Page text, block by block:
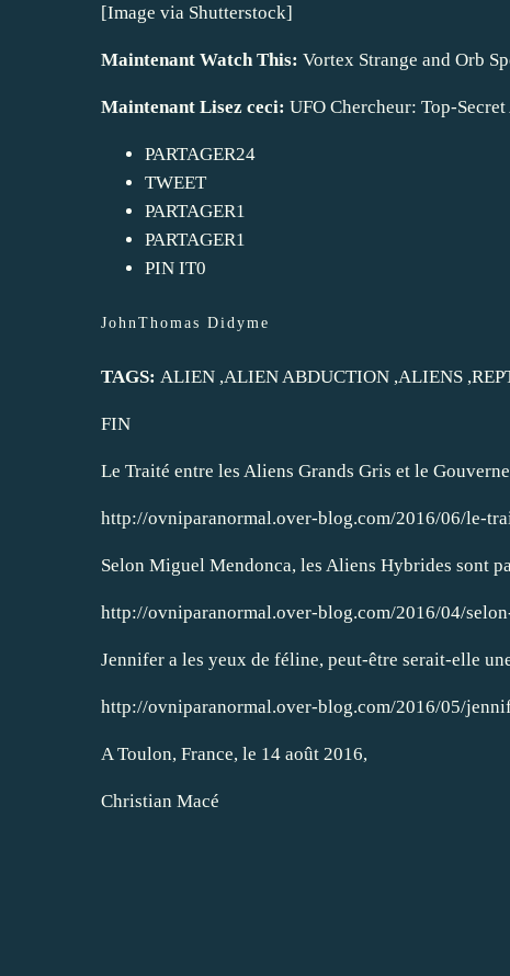
[Image via Shutterstock]
Maintenant Watch This: Vortex Strange and Orb
Maintenant Lisez ceci: UFO Chercheur: Top-
PARTAGER24
TWEET
PARTAGER1
PARTAGER1
PIN IT0
JohnThomas Didyme
TAGS: ALIEN ,ALIEN ABDUCTION ,ALIENS ,
FIN
Le Traité entre les Aliens Grands Gris et le
http://ovniparanormal.over-blog.com/2016/06/le-
Selon Miguel Mendonca, les Aliens Hybrides sont
http://ovniparanormal.over-blog.com/2016/04/
Jennifer a les yeux de féline, peut-être serait-elle
http://ovniparanormal.over-blog.com/2016/05/
A Toulon, France, le 14 août 2016,
Christian Macé